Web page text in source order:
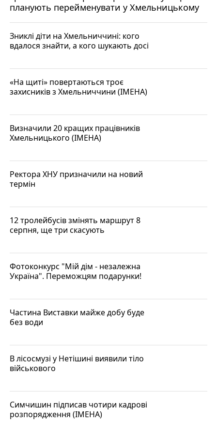
планують перейменувати у Хмельницькому
Зниклі діти на Хмельниччині: кого
вдалося знайти, а кого шукають досі
«На щиті» повертаються троє
захисників з Хмельниччини (ІМЕНА)
Визначили 20 кращих працівників
Хмельницького (ІМЕНА)
Ректора ХНУ призначили на новий
термін
12 тролейбусів змінять маршрут 8
серпня, ще три скасують
Фотоконкурс "Мій дім - незалежна
Україна". Переможцям подарунки!
Частина Виставки майже добу буде
без води
В лісосмузі у Нетішині виявили тіло
військового
Симчишин підписав чотири кадрові
розпорядження (ІМЕНА)